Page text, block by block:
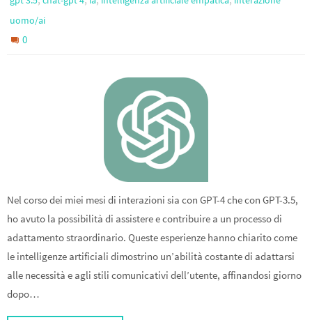
uomo/ai
0
Nel corso dei miei mesi di interazioni sia con GPT-4 che con GPT-3.5,
ho avuto la possibilità di assistere e contribuire a un processo di
adattamento straordinario. Queste esperienze hanno chiarito come
le intelligenze artificiali dimostrino un’abilità costante di adattarsi
alle necessità e agli stili comunicativi dell’utente, affinandosi giorno
dopo…